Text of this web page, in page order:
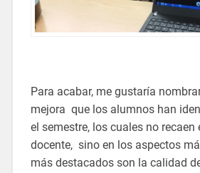
Para acabar, me gustaría
mejora que los alumnos han
el semestre, los cuales no recaen
docente, sino en los aspectos
más destacados son la calidad